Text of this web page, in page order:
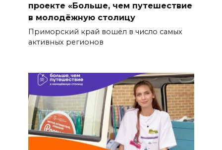
проекте «Больше, чем путешествие
в молодёжную столицу
Приморский край вошёл в число самых
активных регионов